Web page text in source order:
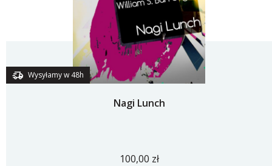
Wysyłamy w 48h
Nagi Lunch
100,00 zł